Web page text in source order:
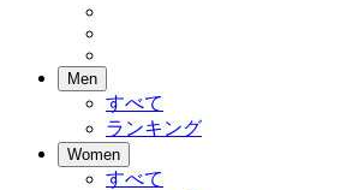
Men
すべて
ランキング
Women
すべて